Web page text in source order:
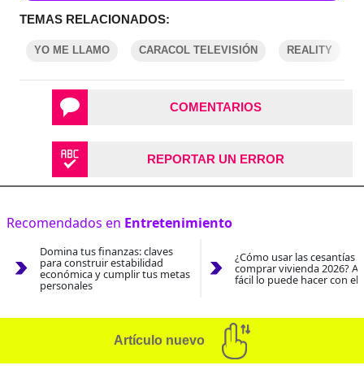
TEMAS RELACIONADOS:
YO ME LLAMO CARACOL TELEVISIÓN REALITY
COMENTARIOS
REPORTAR UN ERROR
Recomendados en Entretenimiento
Domina tus finanzas: claves
para construir estabilidad
económica y cumplir tus metas
personales
¿Cómo usar las cesantías
comprar vivienda 2026?
fácil lo puede hacer con el
Artículo nuevo